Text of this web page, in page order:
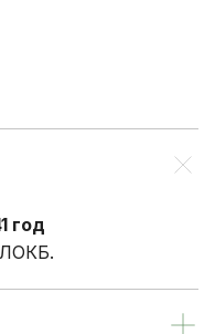
год
ЛОКБ.